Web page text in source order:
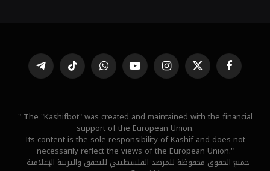
فيسبوك X
(Twitter)
الانستغراميوتيوب واتساب تيكتوك تيلقرام
" The "Kashifbot" was created and maintained with the financial
support of the European Union.
Its content is the sole responsibility of Kashif and does not
necessarily reflect the views of the European Union."
جميع الحقوق محفوظة للمرصد الفلسطيني للتحقق والتربية الإعلامية -